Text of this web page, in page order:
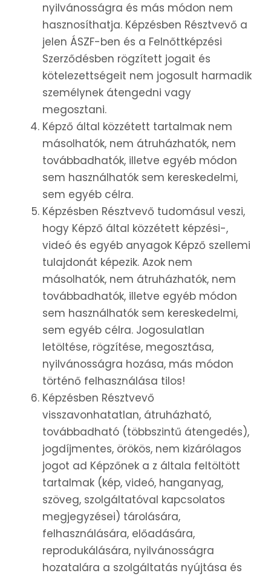
nyilvánosságra és más módon nem
hasznosíthatja. Képzésben Résztvevő a
jelen ÁSZF-ben és a Felnőttképzési
Szerződésben rögzített jogait és
kötelezettségeit nem jogosult harmadik
személynek átengedni vagy
megosztani.
Képző által közzétett tartalmak nem
másolhatók, nem átruházhatók, nem
továbbadhatók, illetve egyéb módon
sem használhatók sem kereskedelmi,
sem egyéb célra.
Képzésben Résztvevő tudomásul veszi,
hogy Képző által közzétett képzési-,
videó és egyéb anyagok Képző szellemi
tulajdonát képezik. Azok nem
másolhatók, nem átruházhatók, nem
továbbadhatók, illetve egyéb módon
sem használhatók sem kereskedelmi,
sem egyéb célra. Jogosulatlan
letöltése, rögzítése, megosztása,
nyilvánosságra hozása, más módon
történő felhasználása tilos!
Képzésben Résztvevő
visszavonhatatlan, átruházható,
továbbadható (többszintű átengedés),
jogdíjmentes, örökös, nem kizárólagos
jogot ad Képzőnek a z általa feltöltött
tartalmak (kép, videó, hanganyag,
szöveg, szolgáltatóval kapcsolatos
megjegyzései) tárolására,
felhasználására, előadására,
reprodukálására, nyilvánosságra
hozatalára a szolgáltatás nyújtása és